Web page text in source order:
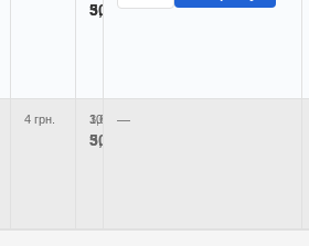
50+
3,20 грн.
4 грн. 10+
3,60 грн.
50+
3,20 грн.
—